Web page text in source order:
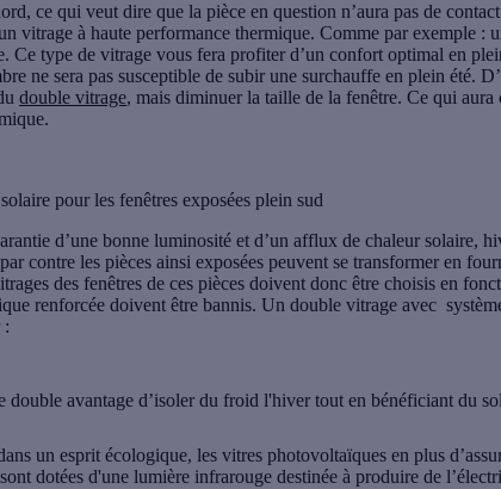
ce qui veut dire que la pièce en question n’aura pas de
vitrage à haute performance thermique. Comme par exemple :
. Ce type de vitrage vous fera profiter d’un confort optimal en
ne sera pas susceptible de subir une surchauffe en plein été.
double vitrage, mais diminuer la taille de la fenêtre. Ce qui
pour les fenêtres exposées plein sud
d’une bonne luminosité et d’un afflux de chaleur solaire,
contre les pièces ainsi exposées peuvent se transformer en
des fenêtres de ces pièces doivent donc être choisis en
renforcée doivent être bannis. Un double vitrage avec
:
double avantage d’isoler du froid l'hiver tout en bénéficiant du
un esprit écologique, les vitres photovoltaïques en plus
dotées d'une lumière infrarouge destinée à produire de